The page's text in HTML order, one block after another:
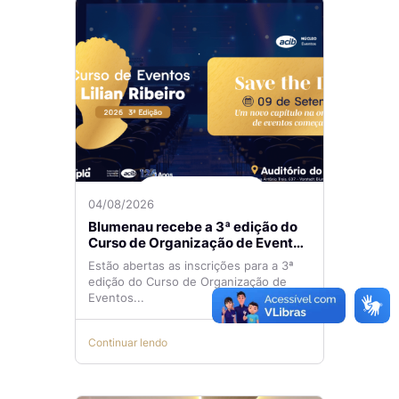
04/08/2026
Blumenau recebe a 3ª edição do
Curso de Organização de Eventos
Lilian Ribeiro
Estão abertas as inscrições para a 3ª
edição do Curso de Organização de
Eventos...
Continuar lendo